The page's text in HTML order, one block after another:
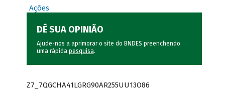
Ações
DÊ SUA OPINIÃO
Ajude-nos a aprimorar o site do BNDES preenchendo
uma rápida pesquisa.
Z7_7QGCHA41LGRG90AR255UU13O86